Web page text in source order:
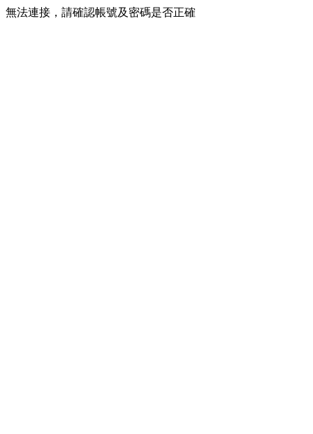
無法連接，請確認帳號及密碼是否正確